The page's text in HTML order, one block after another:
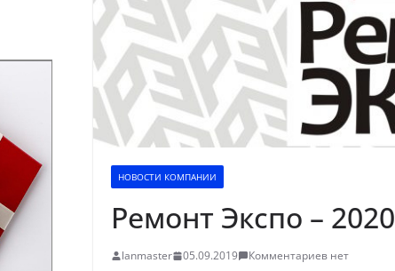
НОВОСТИ КОМПАНИИ
Ремонт Экспо – 2020
lanmaster 05.09.2019 Комментариев нет